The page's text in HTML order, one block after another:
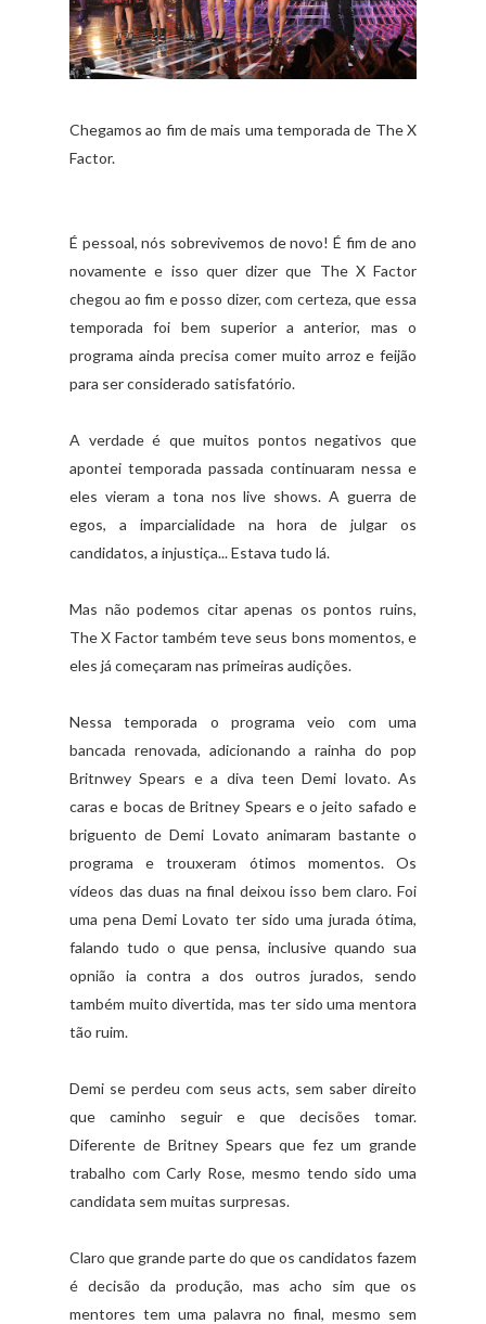
Chegamos ao fim de mais uma temporada de The X
Factor.
É pessoal, nós sobrevivemos de novo! É fim de ano
novamente e isso quer dizer que The X Factor
chegou ao fim e posso dizer, com certeza, que essa
temporada foi bem superior a anterior, mas o
programa ainda precisa comer muito arroz e feijão
para ser considerado satisfatório.
A verdade é que muitos pontos negativos que
apontei temporada passada continuaram nessa e
eles vieram a tona nos live shows. A guerra de
egos, a imparcialidade na hora de julgar os
candidatos, a injustiça... Estava tudo lá.
Mas não podemos citar apenas os pontos ruins,
The X Factor também teve seus bons momentos, e
eles já começaram nas primeiras audições.
Nessa temporada o programa veio com uma
bancada renovada, adicionando a rainha do pop
Britnwey Spears e a diva teen Demi lovato. As
caras e bocas de Britney Spears e o jeito safado e
briguento de Demi Lovato animaram bastante o
programa e trouxeram ótimos momentos. Os
vídeos das duas na final deixou isso bem claro. Foi
uma pena Demi Lovato ter sido uma jurada ótima,
falando tudo o que pensa, inclusive quando sua
opnião ia contra a dos outros jurados, sendo
também muito divertida, mas ter sido uma mentora
tão ruim.
Demi se perdeu com seus acts, sem saber direito
que caminho seguir e que decisões tomar.
Diferente de Britney Spears que fez um grande
trabalho com Carly Rose, mesmo tendo sido uma
candidata sem muitas surpresas.
Claro que grande parte do que os candidatos fazem
é decisão da produção, mas acho sim que os
mentores tem uma palavra no final, mesmo sem